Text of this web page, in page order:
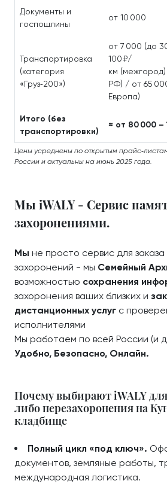
Документы и
госпошлины
от 10 000
Транспортировка
(категория
«Груз‑200»)
от 7 000 (до
100 ₽/
км
РФ) / от 65
Европа)
Итого (без
транспортировки)
≈ от 80 000 –
Цены усреднены по открытым
России и актуальны на июнь 2025 года.
Мы iWALY - Сервис
захоронениями.
Мы не просто сервис для заказа
захоронений - мы Семейный
возможностью сохранения
захоронения ваших близких и
дистанционных услуг с
исполнителями
Мы работаем по всей России (и
Удобно, Безопасно, Онлайн.
Почему выбирают iWALY
либо перезахоронения на
кладбище
Полный цикл «под ключ».
документов, земляные работы,
международная логистика.